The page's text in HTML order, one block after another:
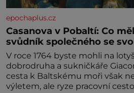
epochaplus.cz
Casanova v Pobaltí: Co
svůdník společného se
V roce 1764 byste mohli na
dobrodruha a sukničkáře
cesta k Baltskému moři však
výletem, ale ryze pracovní